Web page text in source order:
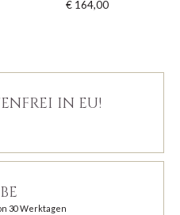
€ 164,00
IN EU!
30 Werktagen